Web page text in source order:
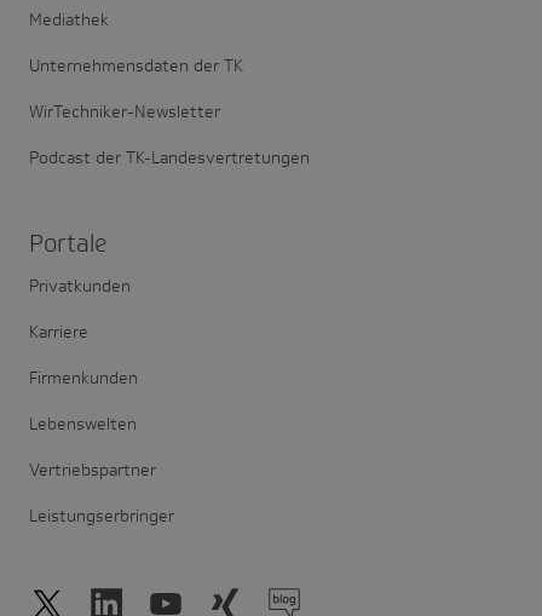
Mediathek
Unternehmensdaten der TK
WirTechniker-Newsletter
Podcast der TK-Landesvertretungen
Portale
Privatkunden
Karriere
Firmenkunden
Lebenswelten
Vertriebspartner
Leistungserbringer